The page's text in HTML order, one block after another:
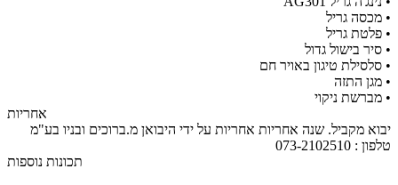
• מכסה גריל
​• פלטת גריל
• סיר בישול גדול
• סלסילת טיגון באויר חם
• מגן התזה
• מברשת ניקוי
אחריות
יבוא מקביל. שנה אחריות אחריות על ידי היבואן מ.ברוכים ובניו בע"מ
טלפון : 073-2102510
תכונות נוספות